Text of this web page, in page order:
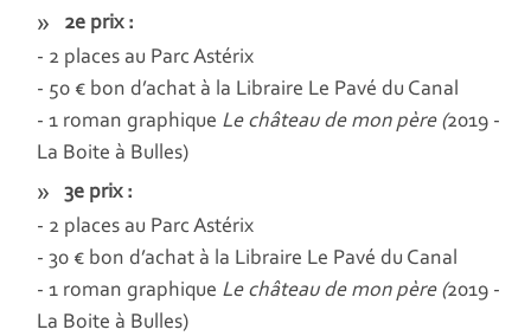
2e prix :
- 2 places au Parc Astérix
- 50 € bon d’achat à la Libraire Le Pavé du Canal
- 1 roman graphique Le château de mon père (2019 -
La Boite à Bulles)
3e prix :
- 2 places au Parc Astérix
- 30 € bon d’achat à la Libraire Le Pavé du Canal
- 1 roman graphique Le château de mon père (2019 -
La Boite à Bulles)